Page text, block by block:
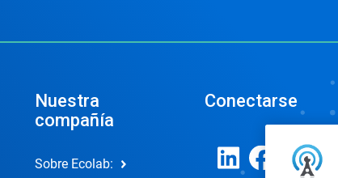
Nuestra
compañía
Sobre Ecolab:
Conectarse